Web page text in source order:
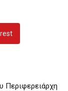
Περιφερειάρχη